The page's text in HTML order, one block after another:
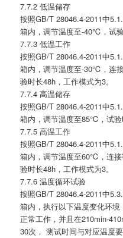
7.7.2 低温储存
按照GB/T 28046.4-2011中
箱内，调节温度至-40℃，试
7.7.3 低温工作
按照GB/T 28046.4-2011中
箱内，调节温度至-30℃，连
验时长48h，工作模式为3。
7.7.4 高温储存
按照GB/T 28046.4-2011中
箱内，调节温度至85℃，试验
7.7.5 高温工作
按照GB/T 28046.4-2011中
箱内，调节温度至60℃，连
验时长48h，工作模式为3。
7.7.6 温度循环试验
按照GB/T 28046.4-2011中
箱内，执行以下温度变化环
正常工作，并且在210min-
30次， 测试时间与对应温度要